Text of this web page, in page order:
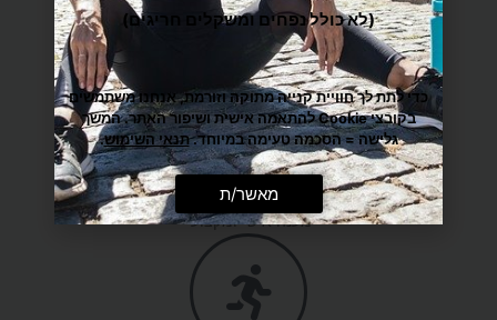
משלוח הכי מהיר עד הבית
מענה אישי ומקצועי
(לא כולל נפחים ומשקלים חריגים)
כדי לתת לך חוויית קנייה מתוקה וזורמת, אנחנו משתמשים
בקובצי Cookie להתאמה אישית ושיפור האתר. המשך
גלישה = הסכמה טעימה במיוחד.תנאי השימוש.
מאשר/ת